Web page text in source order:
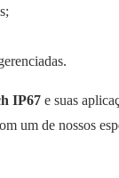
IP67 e suas
um de nossos